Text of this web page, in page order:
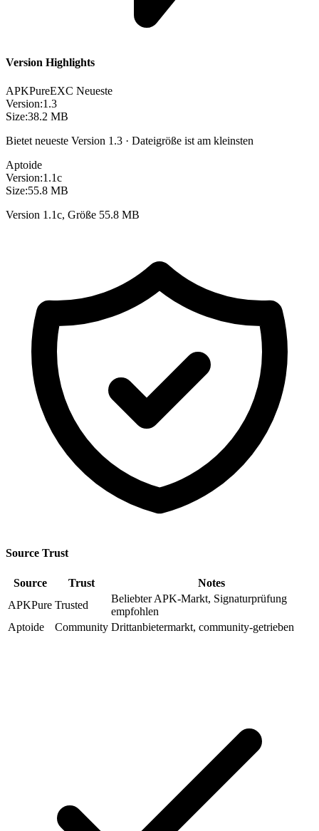
Version Highlights
APKPureEXC Neueste
Version:1.3
Size:38.2 MB
Bietet neueste Version 1.3 · Dateigröße ist am kleinsten
Aptoide
Version:1.1c
Size:55.8 MB
Version 1.1c, Größe 55.8 MB
Source Trust
Source Trust
Notes
APKPure Trusted
Beliebter APK-Markt, Signaturprüfung
empfohlen
Aptoide
Community Drittanbietermarkt, community-getrieben